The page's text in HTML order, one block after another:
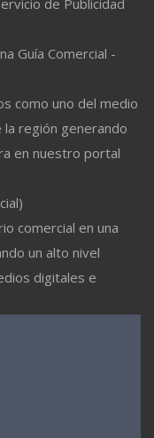
Guía Comercial -
como uno del medio
región generando
en nuestro portal
comercial en una
un alto nivel
digitales e